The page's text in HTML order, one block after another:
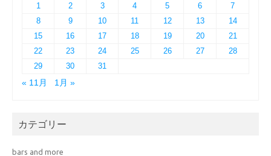
1
2 3 4 5 6
7
8
9 10 11 12 13
14
15
16 17 18 19 20
21
22
23 24 25 26 27
28
29
30
31
« 11月
1月 »
カテゴリー
bars and more